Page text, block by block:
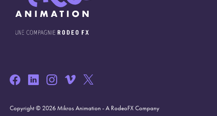
Copyright © 2026 Mikros Animation - A RodeoFX Company